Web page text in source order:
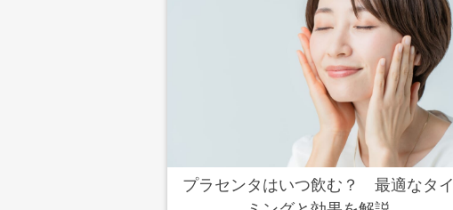
プラセンタはいつ飲む？ 最適なタイ